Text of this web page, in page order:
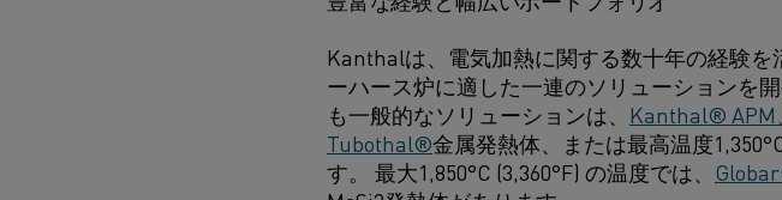
Kanthalは、電気加熱に関する数十年の経験
ーハース炉に適した一連のソリューションを
も一般的なソリューションは、 Kanthal®
Tubothal®金属発熱体、または最高温度
す。 最大1,850°C (3,360°F) の温度では、